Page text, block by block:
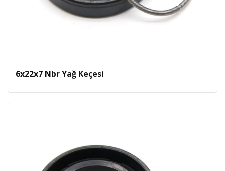
6x22x7 Nbr Yağ Keçesi